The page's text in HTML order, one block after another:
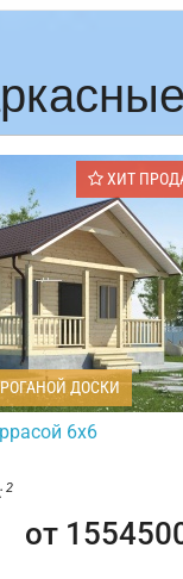
ХИТ
ДОСКИ
6х6
2
от